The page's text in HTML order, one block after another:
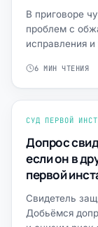
В приговоре
проблем с
исправления и
6 МИН ЧТЕНИЯ
СУД ПЕРВОЙ
Допрос
если он в
первой
Свидетель
Добьёмся